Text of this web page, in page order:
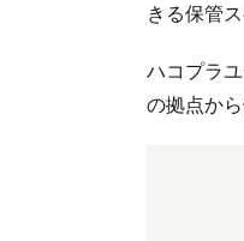
きる保管
ハコプラ
の拠点か